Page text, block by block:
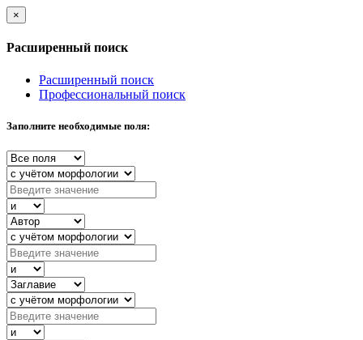
×
Расширенный поиск
Расширенный поиск
Профессиональный поиск
Заполните необходимые поля: